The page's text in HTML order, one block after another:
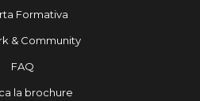
Formativa
& Community
FAQ
la brochure